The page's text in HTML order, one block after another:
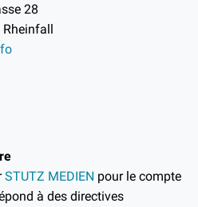
28
Rheinfall
STUTZ MEDIEN pour le compte
à des directives